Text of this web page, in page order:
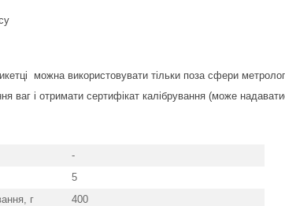
можна використовувати тільки поза сфери
ваг і отримати сертифікат калібрування (може
-
5
г
400